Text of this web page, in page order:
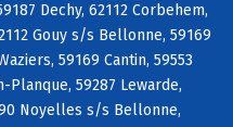
Dechy, 62112 Corbehem,
Gouy s/s Bellonne, 59169
59169 Cantin, 59553
Planque, 59287 Lewarde,
Noyelles s/s Bellonne,